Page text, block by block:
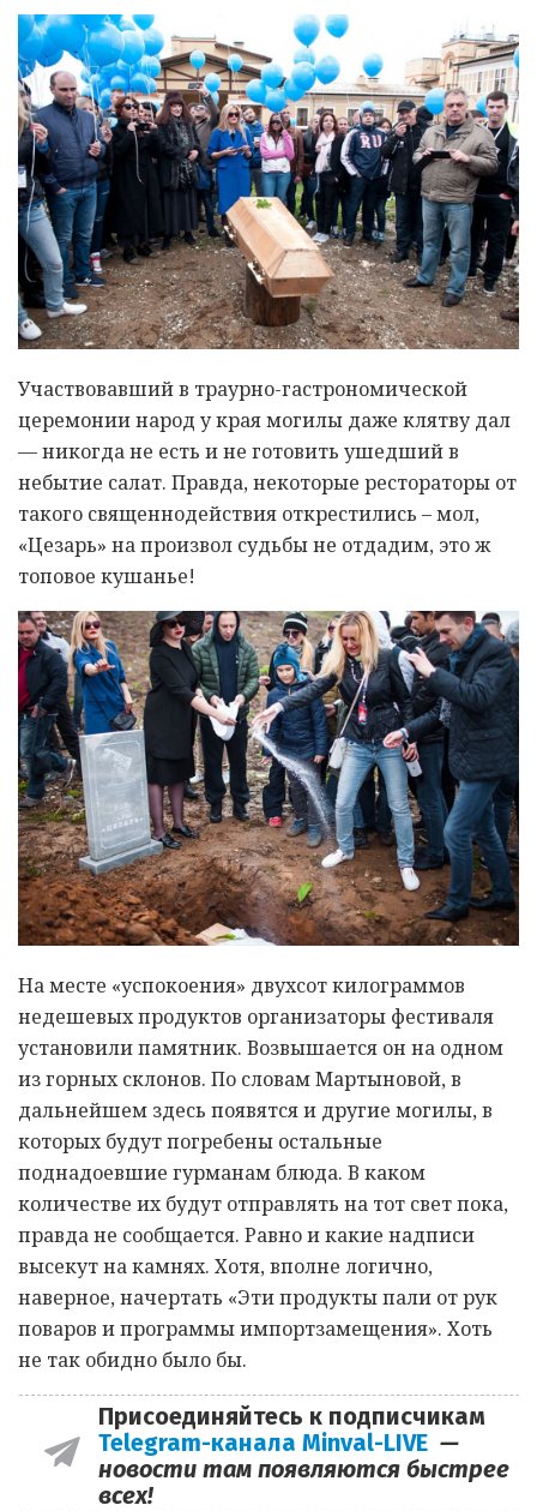
Участвовавший в траурно-гастрономической
церемонии народ у края могилы даже клятву дал
— никогда не есть и не готовить ушедший в
небытие салат. Правда, некоторые рестораторы от
такого священнодействия открестились – мол,
«Цезарь» на произвол судьбы не отдадим, это ж
топовое кушанье!
На месте «успокоения» двухсот килограммов
недешевых продуктов организаторы фестиваля
установили памятник. Возвышается он на одном
из горных склонов. По словамМартыновой, в
дальнейшем здесь появятся и другие могилы, в
которых будут погребены остальные
поднадоевшие гурманам блюда. В каком
количестве их будут отправлять на тот свет пока,
правда не сообщается. Равно и какие надписи
высекут на камнях. Хотя, вполне логично,
наверное, начертать «Эти продукты пали от рук
поваров и программы импортзамещения». Хоть
не так обидно было бы.
Присоединяйтесь к подписчикам
Telegram-канала Minval-LIVE —
новости там появляются быстрее
всех!